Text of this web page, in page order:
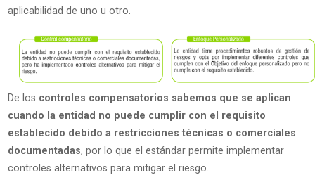
aplicabilidad de uno u otro.
De los controles compensatorios sabemos que se aplican
cuando la entidad no puede cumplir con el requisito
establecido debido a restricciones técnicas o comerciales
documentadas, por lo que el estándar permite implementar
controles alternativos para mitigar el riesgo.